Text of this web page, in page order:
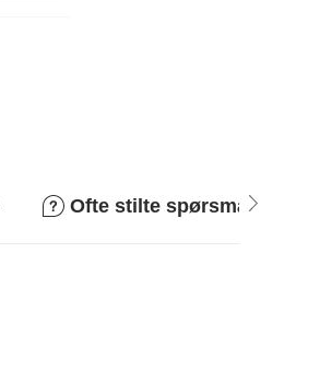
Ofte stilte spørsmål